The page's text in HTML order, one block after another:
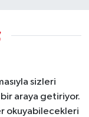
sizleri
araya getiriyor.
okuyabilecekleri